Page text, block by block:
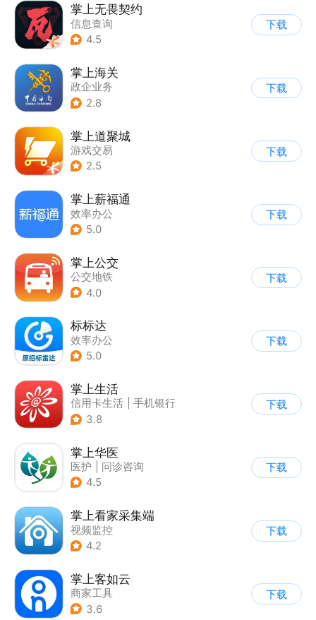
掌上无畏契约
信息查询
4.5
下载
掌上海关
政企业务
2.8
下载
掌上道聚城
游戏交易
2.5
下载
掌上薪福通
效率办公
5.0
下载
掌上公交
公交地铁
4.0
下载
标标达
效率办公
5.0
下载
掌上生活
信用卡生活
手机银行
3.8
下载
掌上华医
医护
问诊咨询
4.5
下载
掌上看家采集端
视频监控
4.2
下载
掌上客如云
商家工具
3.6
下载